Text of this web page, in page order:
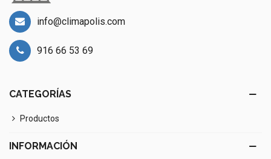
info@climapolis.com
916 66 53 69
CATEGORÍAS
Productos
INFORMACIÓN